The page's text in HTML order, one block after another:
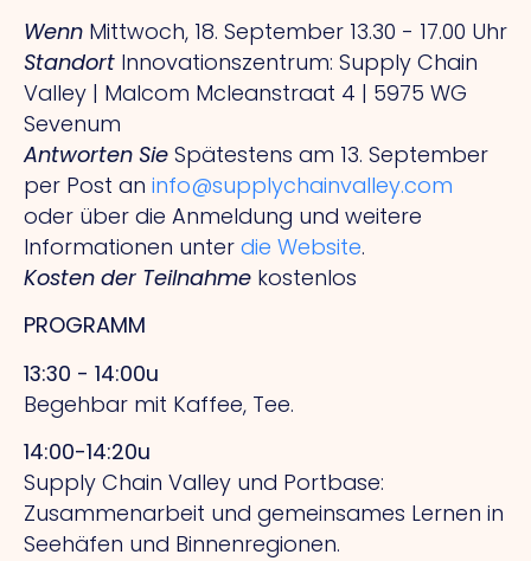
Wenn Mittwoch, 18. September 13.30 - 17.00 Uhr
Standort Innovationszentrum: Supply Chain
Valley | Malcom Mcleanstraat 4 | 5975 WG
Sevenum
Antworten Sie Spätestens am 13. September
per Post an info@supplychainvalley.com
oder über die Anmeldung und weitere
Informationen unter die Website.
Kosten der Teilnahme kostenlos
PROGRAMM
13:30 - 14:00u
Begehbar mit Kaffee, Tee.
14:00-14:20u
Supply Chain Valley und Portbase:
Zusammenarbeit und gemeinsames Lernen in
Seehäfen und Binnenregionen.